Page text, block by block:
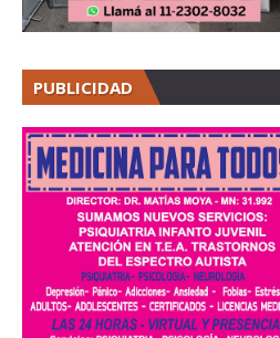
PUBLICIDAD